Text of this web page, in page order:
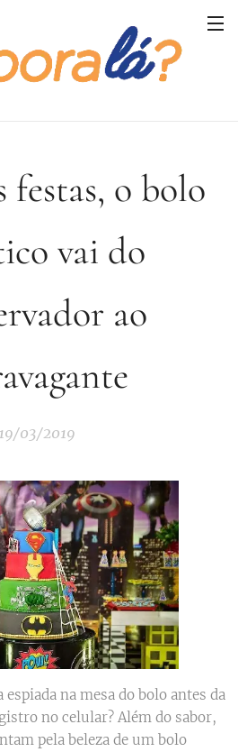
festas, o bolo
vai do
ao
19/03/2019
na mesa do bolo antes da
no celular? Além do sabor,
pela beleza de um bolo